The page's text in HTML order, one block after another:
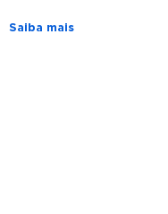
Saiba mais